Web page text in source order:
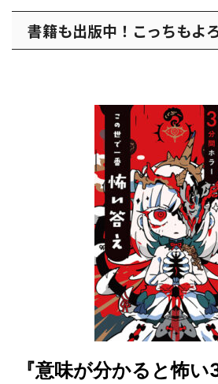
書籍も出版中！こっちもよ
『意味が分かると怖